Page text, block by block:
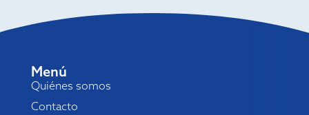
Menú
Quiénes somos
Contacto